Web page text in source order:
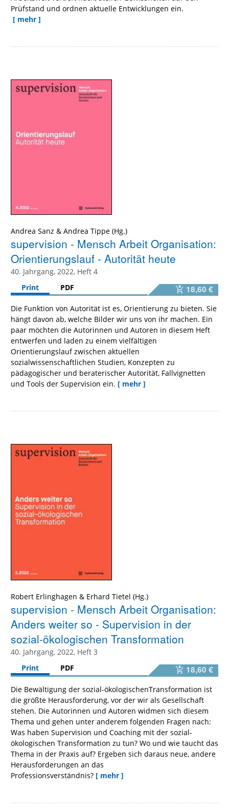
Prüfstand und ordnen aktuelle Entwicklungen ein.
[ mehr ]
Andrea Sanz & Andrea Tippe
supervision - Mensch Arbeit Organisation:
Orientierungslauf - Autorität heute
40. Jahrgang, 2022, Heft 4
Print
PDF 18,60 €
Die Funktion von Autorität ist es, Orientierung zu bieten. Sie
hängt davon ab, welche Bilder wir uns von ihr machen. Ein
paar möchten die Autorinnen und Autoren in diesem Heft
entwerfen und laden zu einem vielfältigen
Orientierungslauf zwischen aktuellen
sozialwissenschaftlichen Studien, Konzepten zu
pädagogischer und beraterischer Autorität, Fallvignetten
und Tools der Supervision ein. [ mehr ]
Robert Erlinghagen & Erhard Tietel
supervision - Mensch Arbeit Organisation:
Anders weiter so - Supervision in der
sozial-ökologischen Transformation
40. Jahrgang, 2022, Heft 3
Print
PDF 18,60 €
Die Bewältigung der sozial-ökologischenTransformation ist
die größte Herausforderung, vor der wir als Gesellschaft
stehen. Die Autorinnen und Autoren widmen sich diesem
Thema und gehen unter anderem folgenden Fragen nach:
Was haben Supervision und Coaching mit der sozial-
ökologischen Transformation zu tun? Wo und wie taucht das
Thema in der Praxis auf? Ergeben sich daraus neue, andere
Herausforderungen an das
Professionsverständnis? [ mehr ]